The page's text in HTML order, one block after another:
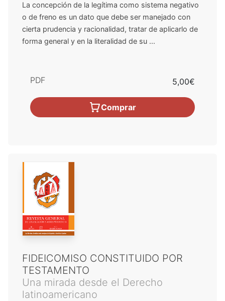
La concepción de la legítima como sistema negativo
o de freno es un dato que debe ser manejado con
cierta prudencia y racionalidad, tratar de aplicarlo de
forma general y en la literalidad de su ...
PDF 5,00€
Comprar
FIDEICOMISO CONSTITUIDO POR
TESTAMENTO
Una mirada desde el Derecho
latinoamericano